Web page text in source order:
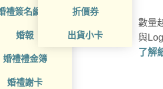
禮簽名綢(p)
婚報
婚禮禮金簿
婚禮謝卡
折價券
出貨小卡
數量
與
了解